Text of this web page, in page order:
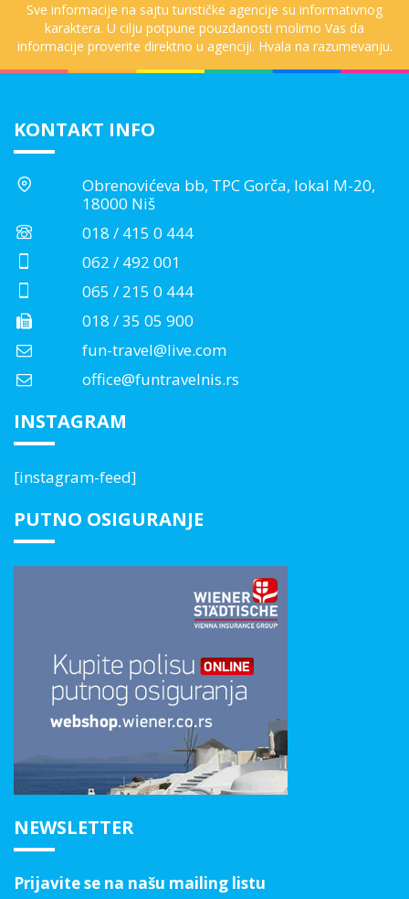
Sve informacije na sajtu turističke agencije su informativnog
karaktera. U cilju potpune pouzdanosti molimo Vas da
informacije proverite direktno u agenciji. Hvala na razumevanju.
KONTAKT INFO
Obrenovićeva bb, TPC Gorča, lokal M-20,
18000 Niš
018 / 415 0 444
062 / 492 001
065 / 215 0 444
018 / 35 05 900
fun-travel@live.com
office@funtravelnis.rs
INSTAGRAM
[instagram-feed]
PUTNO OSIGURANJE
NEWSLETTER
Prijavite se na našu mailing listu